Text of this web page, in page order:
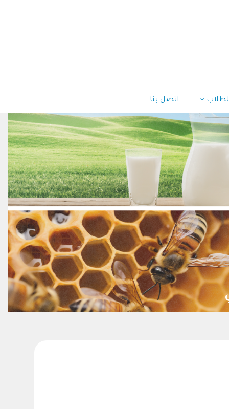
اتصل بنا